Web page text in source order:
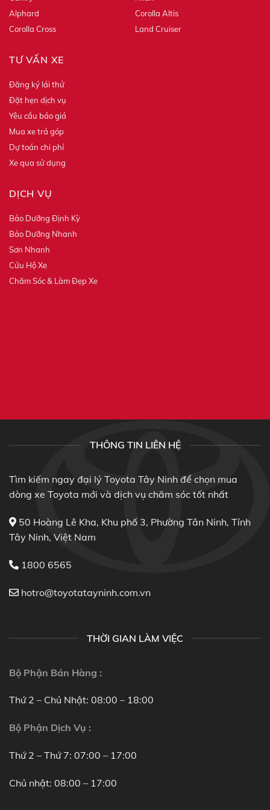
Alphard
Corolla Altis
Corolla Cross
Land Cruiser
TƯ VẤN XE
Đăng ký lái thử
Đặt hẹn dịch vụ
Yêu cầu báo giá
Mua xe trả góp
Dự toán chi phí
Xe qua sử dụng
DỊCH VỤ
Bảo Dưỡng Định Kỳ
Bảo Dưỡng Nhanh
Sơn Nhanh
Cứu Hộ Xe
Chăm Sóc & Làm Đẹp Xe
THÔNG TIN LIÊN HỆ
Tìm kiếm ngay đại lý Toyota Tây Ninh để chọn mua
dòng xe Toyota mới và dịch vụ chăm sóc tốt nhất
50 Hoàng Lê Kha, Khu phố 3, Phường Tân Ninh, Tỉnh
Tây Ninh, Việt Nam
1800 6565
hotro@toyotatayninh.com.vn
THỜI GIAN LÀM VIỆC
Bộ Phận Bán Hàng :
Thứ 2 – Chủ Nhật: 08:00 – 18:00
Bộ Phận Dịch Vụ :
Thứ 2 – Thứ 7: 07:00 – 17:00
Chủ nhật: 08:00 – 17:00